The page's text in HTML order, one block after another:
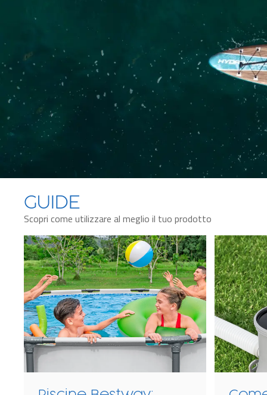
GUIDE
Scopri come utilizzare al meglio il tuo prodotto